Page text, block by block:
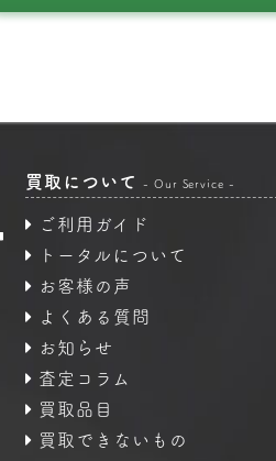
買取について - Our Service -
ご利用ガイド
トータルについて
お客様の声
よくある質問
お知らせ
査定コラム
買取品目
買取できないもの